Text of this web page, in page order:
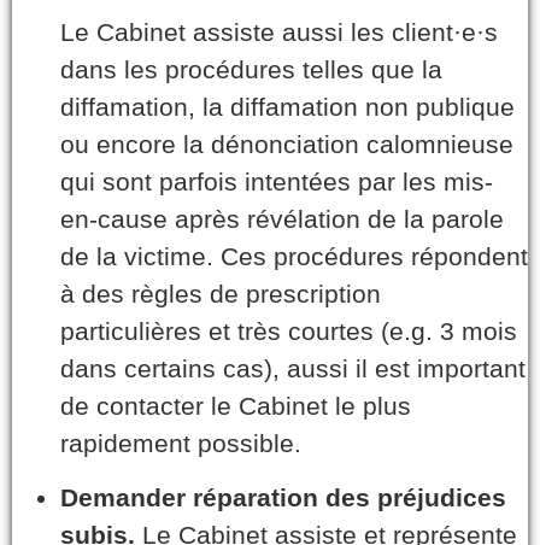
Le Cabinet assiste aussi les client·e·s
dans les procédures telles que la
diffamation, la diffamation non publique
ou encore la dénonciation calomnieuse
qui sont parfois intentées par les mis-
en-cause après révélation de la parole
de la victime. Ces procédures répondent
à des règles de prescription
particulières et très courtes (e.g. 3 mois
dans certains cas), aussi il est important
de contacter le Cabinet le plus
rapidement possible.
Demander réparation des préjudices
subis. Le Cabinet assiste et représente